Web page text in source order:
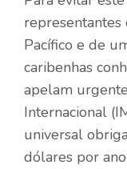
representantes
Pacífico e de
caribenhas
apelam
Internacional
universal
dólares por